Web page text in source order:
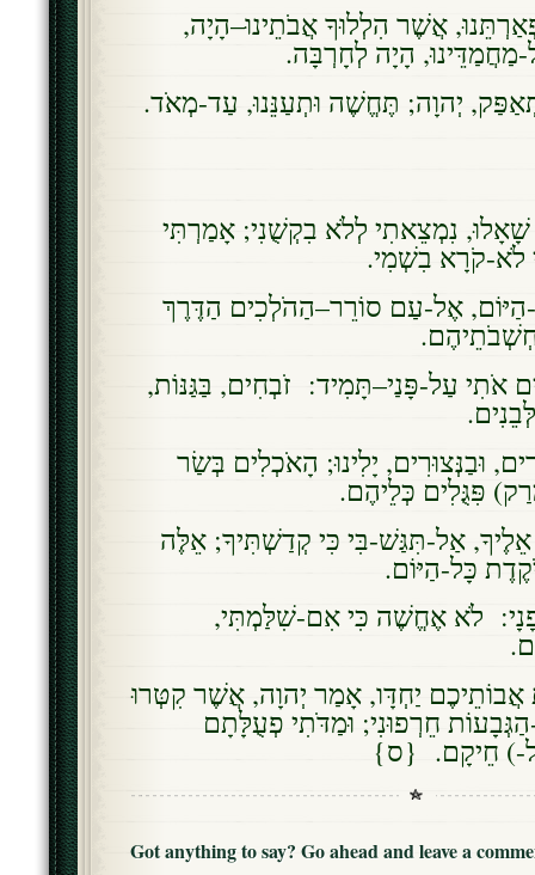
אֲשֶׁר הִלְלוּךָ אֲבֹתֵינוּ–הָיָה,
הָיָה לְחָרְבָּה.
יְהוָה; תֶּחֱשֶׁה וּתְעַנֵּנוּ, עַד-מְאֹד.
נִמְצֵאתִי לְלֹא בִקְשֻׁנִי; אָמַרְתִּי
לֹא-קֹרָא בִשְׁמִי.
אֶל-עַם סוֹרֵר–הַהֹלְכִים הַדֶּרֶךְ
עַל-פָּנַי–תָּמִיד: זֹבְחִים, בַּגַּנּוֹת,
וּבַנְּצוּרִים, יָלִינוּ; הָאֹכְלִים בְּשַׂר
פִּגֻּלִים כְּלֵיהֶם.
אַל-תִּגַּשׁ-בִּי כִּי קְדַשְׁתִּיךָ; אֵלֶּה
כָּל-הַיּוֹם.
לֹא אֶחֱשֶׁה כִּי אִם-שִׁלַּמְתִּי,
אֲבוֹתֵיכֶם יַחְדָּו, אָמַר יְהוָה, אֲשֶׁר קִטְּרוּ
חֵרְפוּנִי; וּמַדֹּתִי פְעֻלָּתָם
) חֵיקָם. {ס}
Got anything to say? Go ahead and leave a